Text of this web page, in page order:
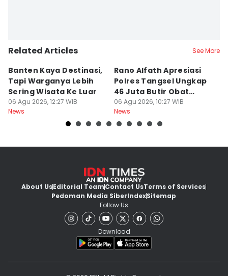
Related Articles See More
Banten Kaya Destinasi,
Tapi Warganya Lebih
Sering Wisata Ke Luar
06 Agu 2026, 12:27 WIB
News
Rano Alfath Apresiasi
Polres Tangsel Ungkap
46 Juta Butir Obat
Keras
06 Agu 2026, 10:27 WIB
News
About UsEditorial TeamContact UsTerms of Services
Pedoman Media SiberIndexSitemap
Follow Us
Download